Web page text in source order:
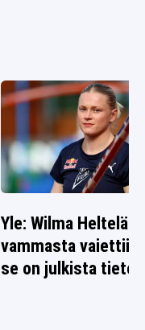
Yle: Wilma Heltelän
vammasta vaiettiin
se on julkista tietoa